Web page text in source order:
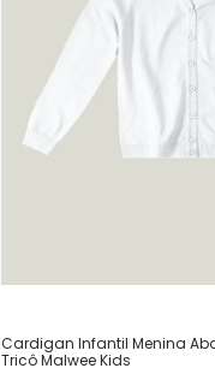
Cardigan Infantil Menina
Tricô Malwee Kids